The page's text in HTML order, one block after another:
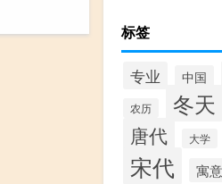
标签
专业 中国
农历 冬天
唐代 大学
宋代 寓意